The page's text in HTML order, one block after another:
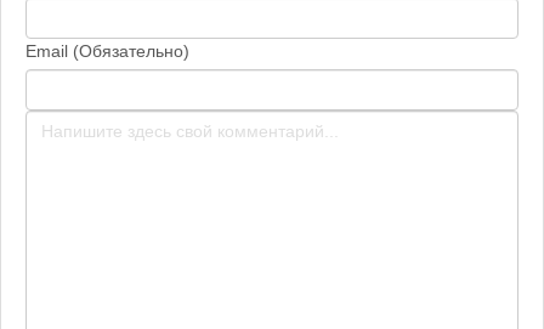
Email (Обязательно)